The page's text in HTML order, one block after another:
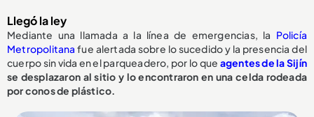
Llegó la ley
Mediante una llamada a la línea de emergencias, la Policía
Metropolitana fue alertada sobre lo sucedido y la presencia del
cuerpo sin vida en el parqueadero, por lo que agentes de la Sijín
se desplazaron al sitio y lo encontraron en una celda rodeada
por conos de plástico.